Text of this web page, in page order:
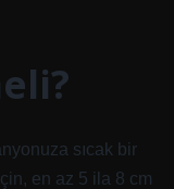
sıcak bir
en az 5 ila 8 cm